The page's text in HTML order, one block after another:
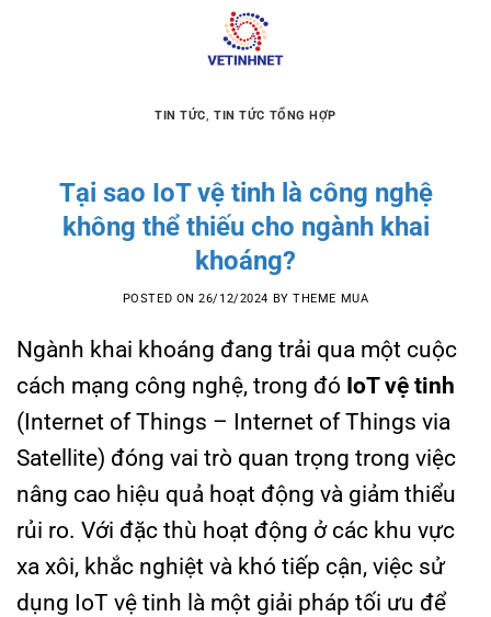
TIN TỨC,TIN TỨC TỔNG HỢP
Tại sao IoT vệ tinh là công nghệ
không thể thiếu cho ngành khai
khoáng?
POSTED ON26/12/2024 BYTHEME MUA
Ngành khai khoáng đang trải qua một cuộc
cách mạng công nghệ, trong đó IoT vệ tinh
(Internet of Things – Internet of Things via
Satellite) đóng vai trò quan trọng trong việc
nâng cao hiệu quả hoạt động và giảm thiểu
rủi ro. Với đặc thù hoạt động ở các khu vực
xa xôi, khắc nghiệt và khó tiếp cận, việc sử
dụng IoT vệ tinh là một giải pháp tối ưu để